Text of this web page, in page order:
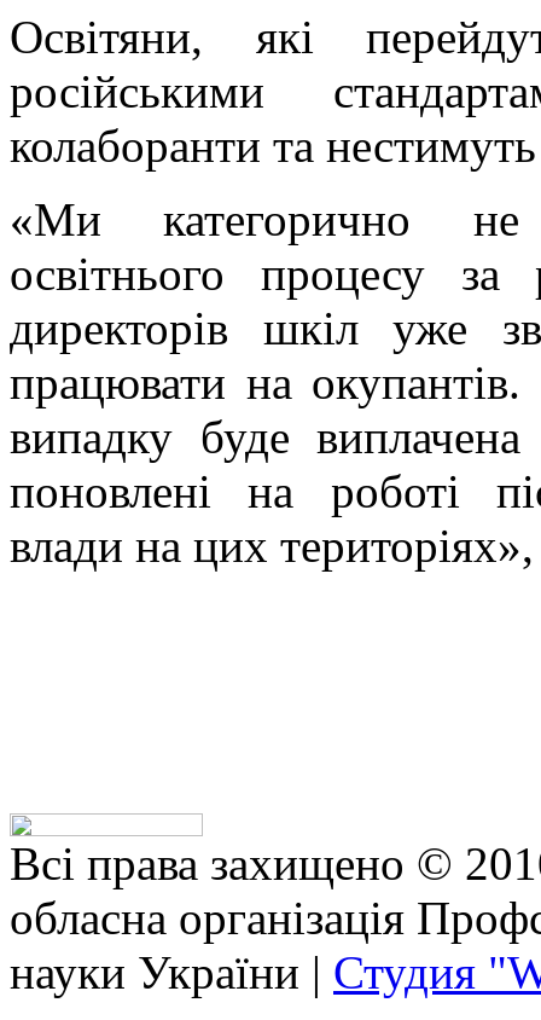
Освітяни, які
російськими
колаборанти та
«Ми категорично не
освітнього процесу за
директорів шкіл уже
працювати на
випадку буде
поновлені на роботі
влади на цих
Всі права захищено ©
обласна організація
науки України | Студия